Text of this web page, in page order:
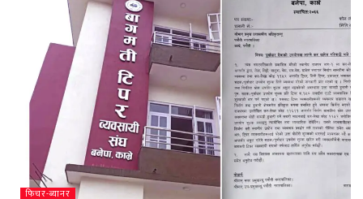
फिचर-ब्यानर